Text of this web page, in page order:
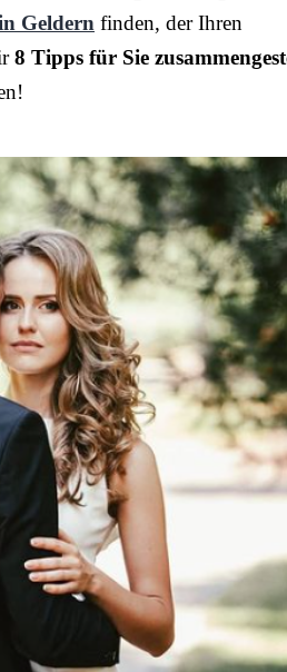
Geldern finden, der Ihren
8 Tipps für Sie